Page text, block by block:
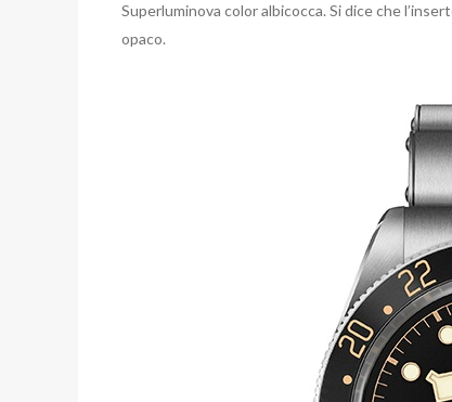
Superluminova color albicocca. Si dice che
opaco.